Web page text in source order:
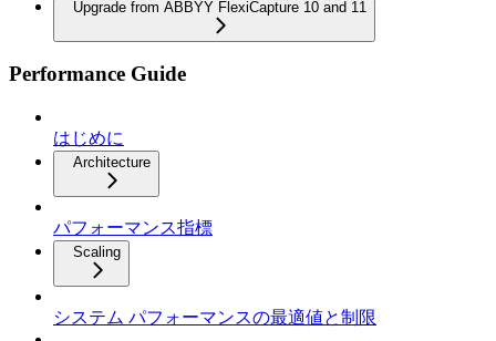
Upgrade from ABBYY FlexiCapture 10 and 11
Performance Guide
はじめに
Architecture
パフォーマンス指標
Scaling
システム パフォーマンスの最適値と制限